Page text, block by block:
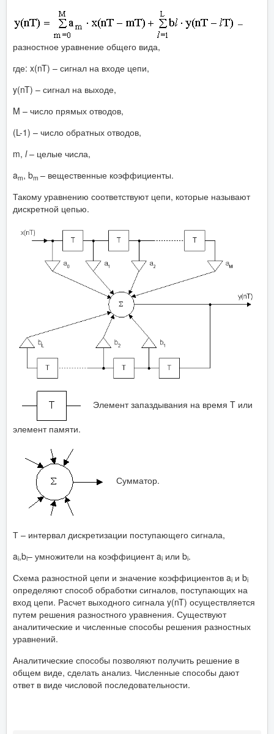
–
разностное уравнение общего вида,
где: x(nT) – сигнал на входе цепи,
y(nT) – сигнал на выходе,
M – число прямых отводов,
(L-1) – число обратных отводов,
m, l– целые числа,
am, bm – вещественные коэффициенты.
Такому уравнению соответствуют цепи, которые называют
дискретной цепью.
Элемент запаздывания на время T или
элемент памяти.
Сумматор.
Т – интервал дискретизации поступающего сигнала,
ai,bi– умножители на коэффициент ai или bi.
Схема разностной цепи и значение коэффициентов ai и bi
определяют способ обработки сигналов, поступающих на
вход цепи. Расчет выходного сигнала y(nT) осуществляется
путем решения разностного уравнения. Существуют
аналитические и численные способы решения разностных
уравнений.
Аналитические способы позволяют получить решение в
общем виде, сделать анализ. Численные способы дают
ответ в виде числовой последовательности.